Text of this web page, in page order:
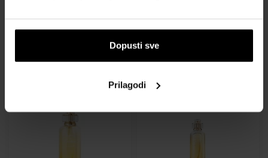
Dopusti sve
Prilagodi
Dostupno